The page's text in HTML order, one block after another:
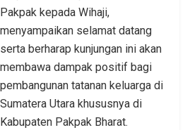
Pakpak kepada Wihaji,
menyampaikan selamat datang
serta berharap kunjungan ini akan
membawa dampak positif bagi
pembangunan tatanan keluarga di
Sumatera Utara khususnya di
Kabupaten Pakpak Bharat.